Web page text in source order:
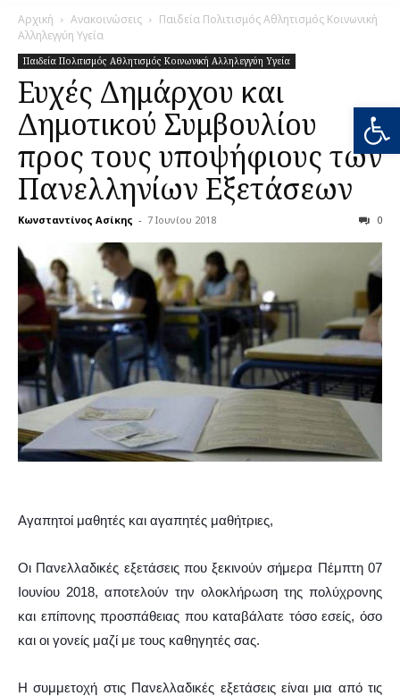
Αρχική Ανακοινώσεις
Παιδεία Πολιτισμός Αθλητισμός Κοινωνική
Αλληλεγγύη Υγεία
Παιδεία Πολιτισμός Αθλητισμός Κοινωνική Αλληλεγγύη Υγεία
Ευχές Δημάρχου και
Δημοτικού Συμβουλίου
προς τους υποψήφιους των
Πανελληνίων Εξετάσεων
Κωνσταντίνος Ασίκης - 7 Ιουνίου 2018 0
Αγαπητοί μαθητές και αγαπητές μαθήτριες,
Οι Πανελλαδικές εξετάσεις που ξεκινούν σήμερα Πέμπτη 07
Ιουνίου 2018, αποτελούν την ολοκλήρωση της πολύχρονης
και επίπονης προσπάθειας που καταβάλατε τόσο εσείς, όσο
και οι γονείς μαζί με τους καθηγητές σας.
Η συμμετοχή στις Πανελλαδικές εξετάσεις είναι μια από τις